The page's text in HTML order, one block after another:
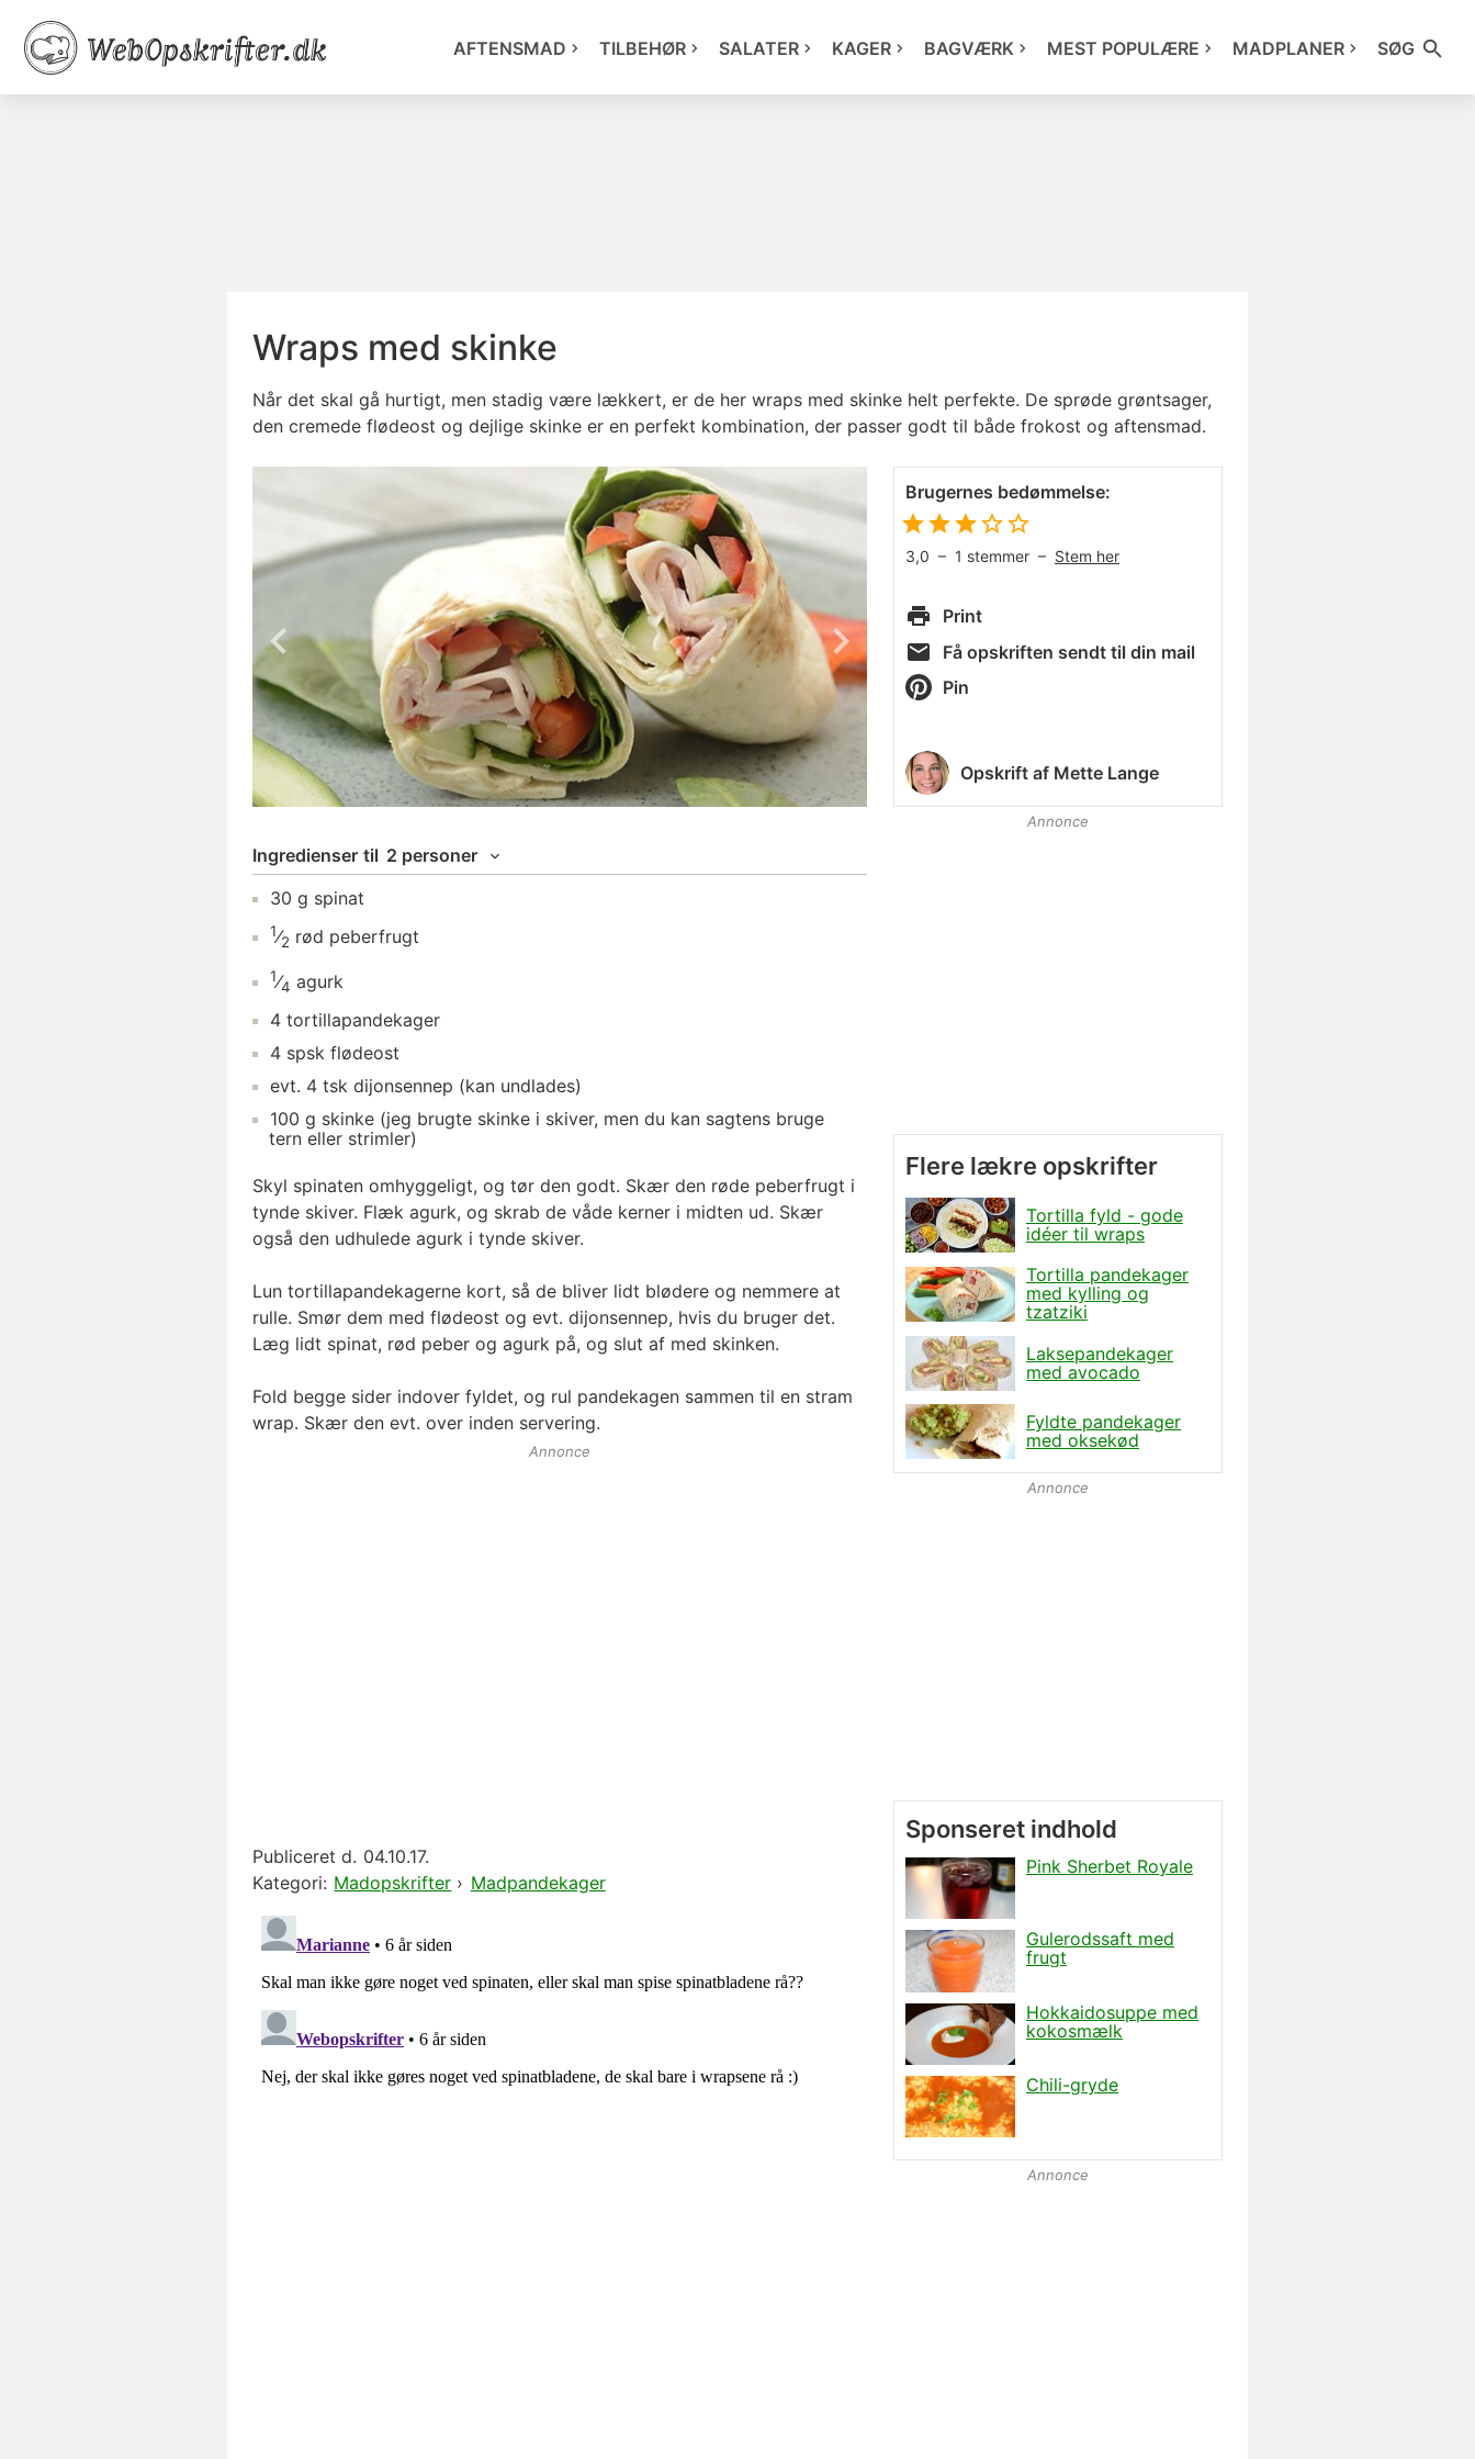
AFTENSMAD TILBEHØR SALATER KAGER BAGVÆRK MEST POPULÆRE MADPLANER SØG
Wraps med skinke
Når det skal gå hurtigt, men stadig være lækkert, er de her wraps med skinke helt perfekte. De sprøde grøntsager,
den cremede flødeost og dejlige skinke er en perfekt kombination, der passer godt til både frokost og aftensmad.
Ingredienser til 2 personer
30 g spinat
1⁄2 rød peberfrugt
1⁄4 agurk
4 tortillapandekager
4 spsk flødeost
evt. 4 tsk dijonsennep (kan undlades)
100 g skinke (jeg brugte skinke i skiver, men du kan sagtens bruge
tern eller strimler)
Skyl spinaten omhyggeligt, og tør den godt. Skær den røde peberfrugt i
tynde skiver. Flæk agurk, og skrab de våde kerner i midten ud. Skær
også den udhulede agurk i tynde skiver.
Lun tortillapandekagerne kort, så de bliver lidt blødere og nemmere at
rulle. Smør dem med flødeost og evt. dijonsennep, hvis du bruger det.
Læg lidt spinat, rød peber og agurk på, og slut af med skinken.
Fold begge sider indover fyldet, og rul pandekagen sammen til en stram
wrap. Skær den evt. over inden servering.
Annonce
Publiceret d. 04.10.17.
Kategori: Madopskrifter › Madpandekager
Brugernes bedømmelse:
3,0 – 1 stemmer – Stem her
Print
Få opskriften sendt til din mail
Pin
Opskrift af Mette Lange
Annonce
Flere lækre opskrifter
Tortilla fyld - gode
idéer til wraps
Tortilla pandekager
med kylling og
tzatziki
Laksepandekager
med avocado
Fyldte pandekager
med oksekød
Annonce
Annonce